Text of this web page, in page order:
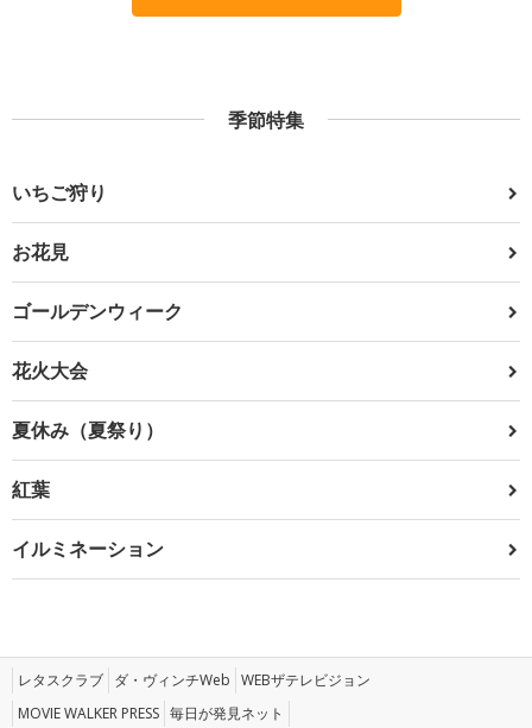
季節特集
いちご狩り
お花見
ゴールデンウィーク
花火大会
夏休み（夏祭り）
紅葉
イルミネーション
レタスクラブ ダ・ヴィンチWeb WEBザテレビジョン
MOVIE WALKER PRESS 毎日が発見ネット